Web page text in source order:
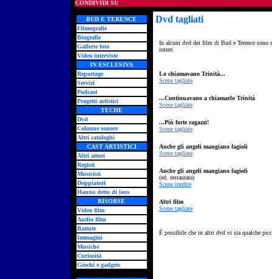
CONDIVIDI SU
BUD E TERENCE
Filmografie
Biografie
Gallerie foto
Video interviste
IN ESCLUSIVA
Reportage
Servizi
Podcast
Progetti artistici
TECHE
Dvd
Colonne sonore
Altri cataloghi
CAST ARTISTICI
Altri attori
Registi
Musicisti
Doppiatori
Hanno detto di loro
RISORSE
Video film
Audio film
Battute
Immagini
Musiche
Curiosità
Giochi e gadgets
Dvd tagliati
In alcuni dvd dei film di Bud e Terence sono
intere.
Lo chiamavano Trinità...
Scene tagliate
...Continuavano a chiamarlo Trinità
Scene tagliate
...Più forte ragazzi!
Scene tagliate
Anche gli angeli mangiano fagioli
Scene tagliate
Anche gli angeli mangiano fagioli
(ed. restaurata)
Scene inedite
Altri film
Scene tagliate
È possibile che in altri dvd vi sia qualche